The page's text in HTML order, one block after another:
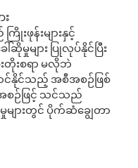
းဖုန်းများနှင့်
ဆိုမှုများ ပြုလုပ်နိုင်ပြီး
းစရာ မလိုဘဲ
င်နိုင်သည့် အစီအစဉ်ဖြစ်
စဉ်ဖြင့် သင်သည်
များတွင် ပိုက်ဆံချွေတာ